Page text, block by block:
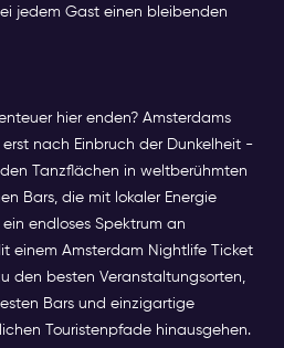
jedem Gast einen bleibenden
hier enden? Amsterdams
nach Einbruch der Dunkelheit -
Tanzflächen in weltberühmten
Bars, die mit lokaler Energie
endloses Spektrum an
einem Amsterdam Nightlife Ticket
den besten Veranstaltungsorten,
Bars und einzigartige
Touristenpfade hinausgehen.